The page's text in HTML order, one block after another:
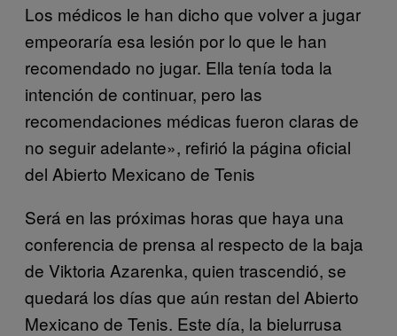
Los médicos le han dicho que volver a jugar
empeoraría esa lesión por lo que le han
recomendado no jugar. Ella tenía toda la
intención de continuar, pero las
recomendaciones médicas fueron claras de
no seguir adelante», refirió la página oficial
del Abierto Mexicano de Tenis
Será en las próximas horas que haya una
conferencia de prensa al respecto de la baja
de Viktoria Azarenka, quien trascendió, se
quedará los días que aún restan del Abierto
Mexicano de Tenis. Este día, la bielurrusa